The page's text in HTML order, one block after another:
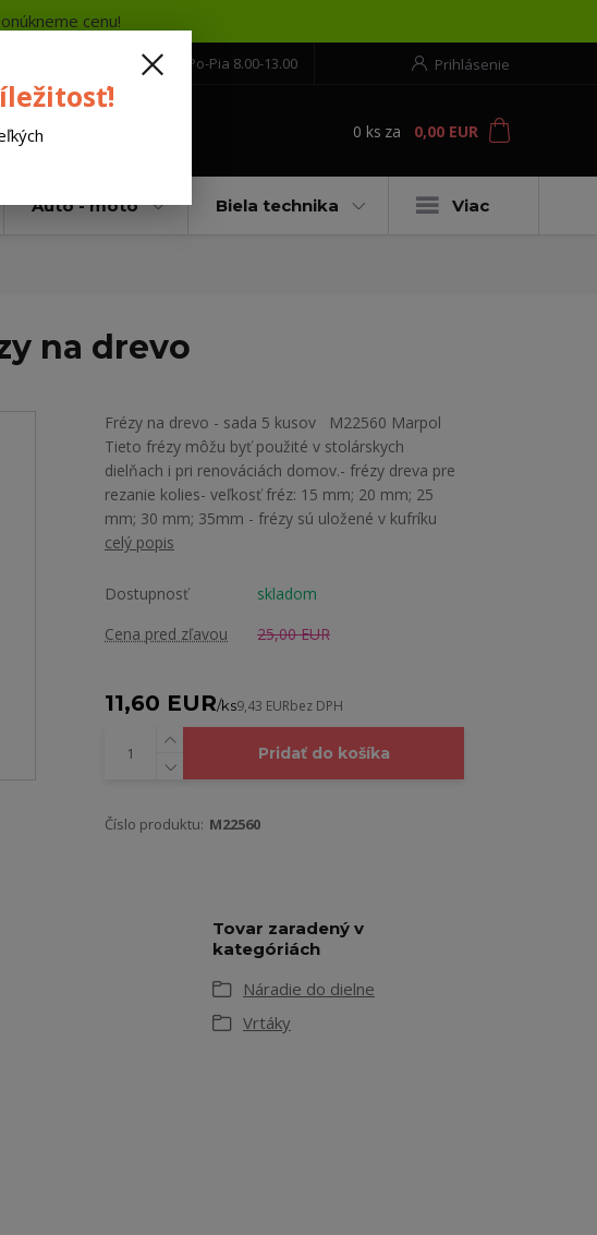
cenu!
Prihlásenie
+421 552 304 860 Po-Pia 8.00-13.00
0 ks za 0,00 EUR
Auto - moto Biela technika Viac
na drevo
Frézy na drevo - sada 5 kusov M22560 Marpol
Tieto frézy môžu byť použité v stolárskych
dielňach i pri renováciách domov.- frézy dreva pre
rezanie kolies- veľkosť fréz: 15 mm; 20 mm; 25
mm; 30 mm; 35mm - frézy sú uložené v kufríku
celý popis
Dostupnosť
skladom
Cena pred zľavou
25,00 EUR
11,60 EUR/ks9,43 EURbez DPH
Pridať do košíka
Číslo produktu: M22560
Tovar zaradený v
kategóriách
Náradie do dielne
Vrtáky